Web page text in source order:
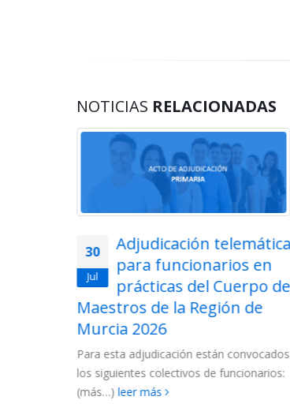
NOTICIAS RELACIONADAS
29
Jul
Acto de adjudicación de
interinos de
Secundaria 2026
leer más